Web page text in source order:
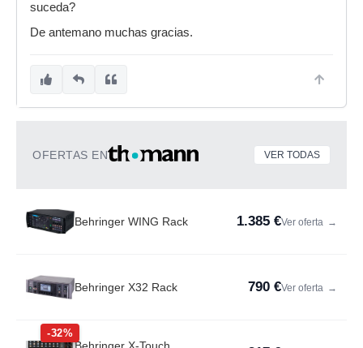
suceda?
De antemano muchas gracias.
OFERTAS EN VER TODAS
Behringer WING Rack 1.385 €Ver oferta →
Behringer X32 Rack 790 €Ver oferta →
-32%